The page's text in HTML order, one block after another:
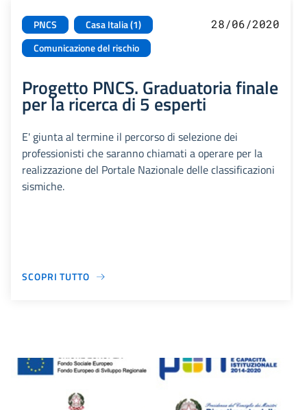
PNCS
Casa Italia (1)
Comunicazione del rischio
28/06/2020
Progetto PNCS. Graduatoria finale
per la ricerca di 5 esperti
E' giunta al termine il percorso di selezione dei
professionisti che saranno chiamati a operare per la
realizzazione del Portale Nazionale delle classificazioni
sismiche.
SCOPRI TUTTO